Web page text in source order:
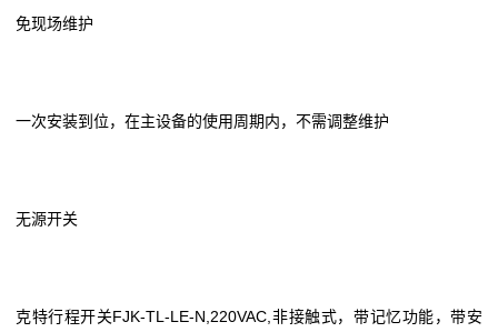
免现场维护
一次安装到位，在主设备的使用周期内，不需调整维护
无源开关
克特行程开关FJK-TL-LE-N,220VAC,非接触式，带记忆功能，带安